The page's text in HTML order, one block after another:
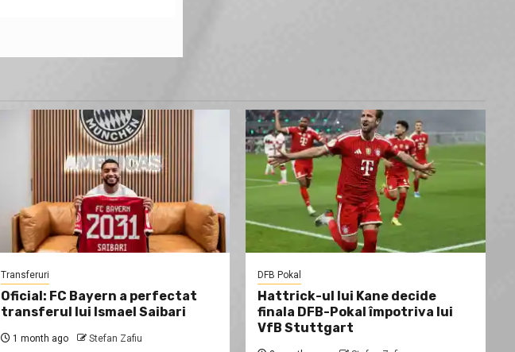
Transferuri
Oficial: FC Bayern a perfectat
transferul lui Ismael Saibari
1 month ago Stefan Zafiu
DFB Pokal
Hattrick-ul lui Kane decide
finala DFB-Pokal împotriva lui
VfB Stuttgart